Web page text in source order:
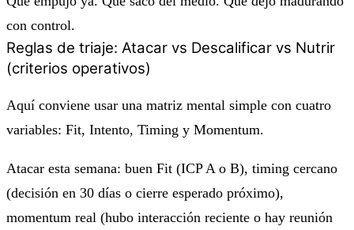
con control.
Reglas de triaje: Atacar vs Descalificar vs Nutrir
(criterios operativos)
Aquí conviene usar una matriz mental simple con cuatro
variables: Fit, Intento, Timing y Momentum.
Atacar esta semana: buen Fit (ICP A o B), timing cercano
(decisión en 30 días o cierre esperado próximo),
momentum real (hubo interacción reciente o hay reunión